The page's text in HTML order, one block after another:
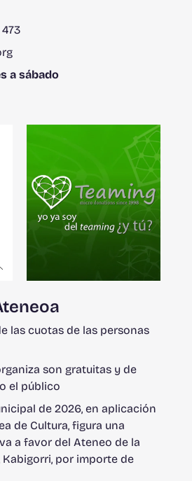
473
a sábado
las cuotas de las personas
son gratuitas y de
el público
de 2026, en aplicación
de Cultura, figura una
a favor del Ateneo de la
por importe de